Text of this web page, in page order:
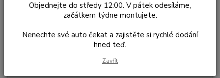
Čelní Sklo - MAN TG SMALL
(r.2000-)
Objednejte do středy 12:00. V pátek odesíláme,
začátkem týdne montujete.
Nenechte své auto čekat a zajistěte si rychlé dodání
hned teď.
Zavřít